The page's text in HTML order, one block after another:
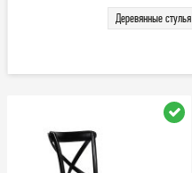
Деревянные стулья